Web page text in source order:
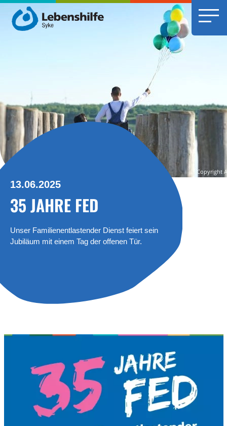
13.06.2025
35 JAHRE FED
Unser Familienentlastender Dienst feiert sein
Jubiläum mit einem Tag der offenen Tür.